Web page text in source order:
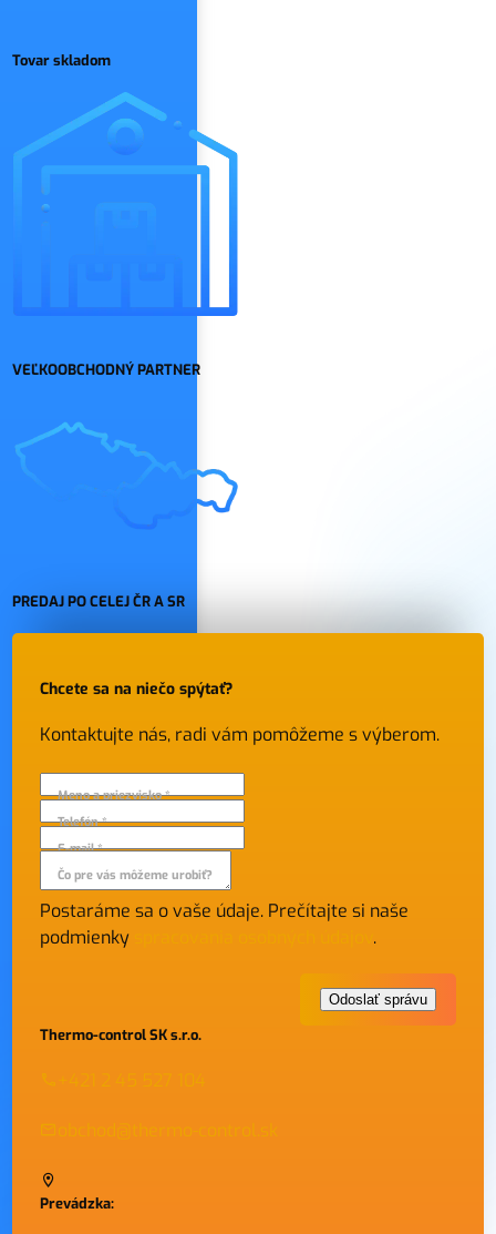
Tovar skladom
VEĽKOOBCHODNÝ PARTNER
PREDAJ PO CELEJ ČR A SR
Chcete sa na niečo spýtať?
Kontaktujte nás, radi vám pomôžeme s výberom.
Meno a priezvisko *
Telefón *
E-mail *
Čo pre vás môžeme urobiť?
Postaráme sa o vaše údaje. Prečítajte si naše
podmienky
.
Thermo-control SK s.r.o.
obchod@thermo-control.sk
Prevádzka: